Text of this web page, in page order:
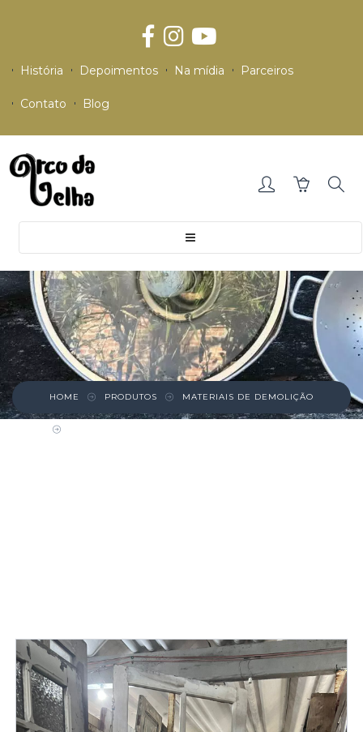
História Depoimentos Na mídia Parceiros
Contato Blog
HOME PRODUTOS MATERIAIS DE DEMOLIÇÃO